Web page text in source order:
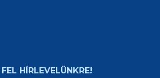
HÍRLEVELÜNKRE!